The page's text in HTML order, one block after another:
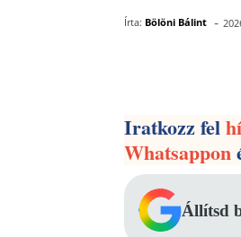
Írta: Bölöni Bálint -
Iratkozz fel
Whatsappon
Állítsd